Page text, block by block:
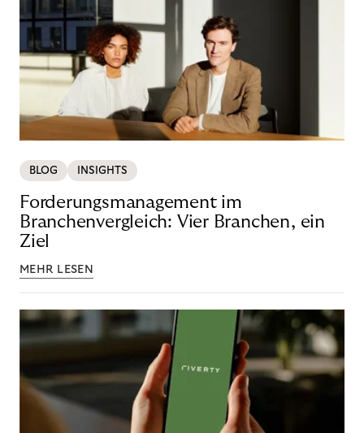
BLOG INSIGHTS
Forderungsmanagement im
Branchenvergleich: Vier Branchen, ein
Ziel
MEHR LESEN